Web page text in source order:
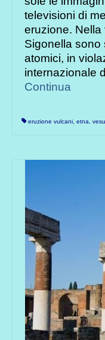
televisioni di
eruzione.
Sigonella sono
atomici, in
internazionale
Continua
eruzione vulcani etna